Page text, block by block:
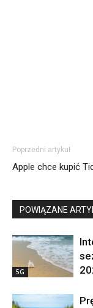
Poprzedni artykuł
Apple chce kupić
POWIĄZANE
5G